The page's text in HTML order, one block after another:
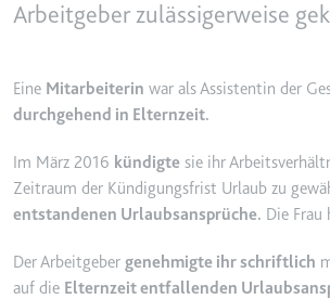
Arbeitgeber zulässigerweise
Eine Mitarbeiterin war als Assistentin der
durchgehend in Elternzeit.
Im März 2016 kündigte sie ihr
Zeitraum der Kündigungsfrist Urlaub zu
entstandenen Urlaubsansprüche. Die Frau
Der Arbeitgeber genehmigte ihr schriftlich
auf die Elternzeit entfallenden